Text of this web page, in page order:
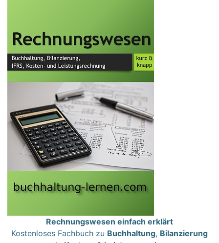
Rechnungswesen einfach erklärt
Kostenloses Fachbuch zu Buchhaltung, Bilanzierung